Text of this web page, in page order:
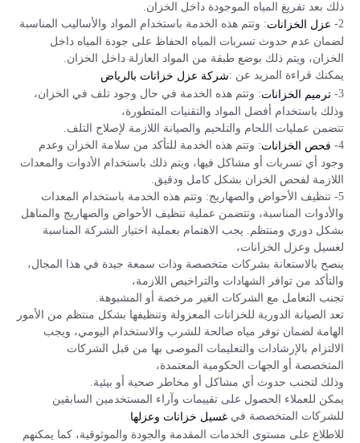
ذلك بعد تفريغ المياه الموجودة داخل الخزان.
2-
عزل الخزانات: وتتم هذه الخدمة باستخدام المواد والأساليب المناسبة
لضمان عدم حدوث تسربات المياه الحفاظ على جودة المياه داخل
الخزان، ويتم ذلك بوضع طبقة من المواد العازلة داخل الخزان.
يمكنك قراءة المزيد عن :شركة عزل خزانات بالرياض
3- ترميم الخزانات: وتتم هذه الخدمة في حال وجود تلف في الخزان،
وذلك باستخدام أفضل المواد والتقنيات المتطورة،
تتضمن عمليات اللحام والتلحيم والصيانة اللازمة لإصلاح التلف.
4-
فحص الخزانات: وتتم هذه الخدمة للتأكد من سلامة الخزان وعدم
وجود أي تسربات أو مشاكل فيها، ويتم ذلك باستخدام الأدوات والمعدات
اللازمة لفحص الخزان بشكل كامل ودقيق.
5- تنظيف الأحواض والصهاريج: وتتم هذه الخدمة باستخدام المعدات
والأدوات المناسبة، وتتضمن عملية تنظيف الأحواض والصهاريج والمناهل
بشكل دوري ومنتظم. يجب الاهتمام بعملية اختيار الشركة المناسبة
لغسيل وعزل الخزانات،
ينصح بالاستعانة بشركات متخصصة وذات سمعة جيدة في هذا المجال،
والتأكد من توافر الشهادات والتراخيص اللازمة،
تجنب التعامل مع الشركات الغير مرخصة أو المشبوهة.
تعد الصيانة الدورية للخزانات المعزولة وتنظيفها بشكل منتظم من الأمور
الهامة لضمان توفر مياه صالحة للشرب والاستخدام اليومي، ويجب
الالتزام بالإرشادات والتعليمات الموصى بها من قبل الشركات
المتخصصة أو الجهات الحكومية المعتمدة،
وذلك لتجنب حدوث أي مشاكل أو مخاطر صحية أو بيئية.
يمكن للعملاء الحصول على تقييمات وآراء المستخدمين السابقين
للشركات المتخصصة في غسيل خزانات وعزلها
للاطلاع على مستوى الخدمات المقدمة والجودة والموثوقية، كما يمكنهم